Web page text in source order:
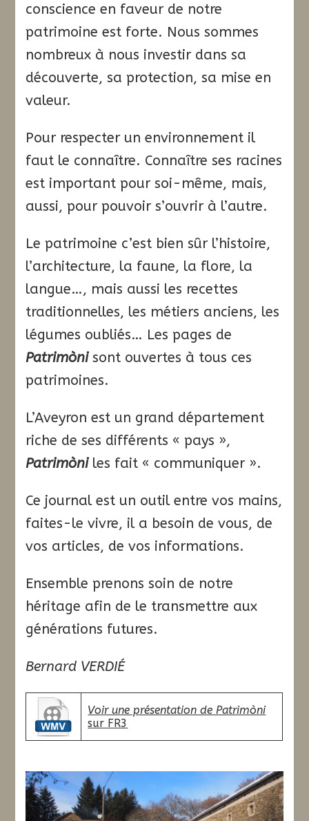
conscience en faveur de notre
patrimoine est forte. Nous sommes
nombreux à nous investir dans sa
découverte, sa protection, sa mise en
valeur.
Pour respecter un environnement il
faut le connaître. Connaître ses racines
est important pour soi-même, mais,
aussi, pour pouvoir s’ouvrir à l’autre.
Le patrimoine c’est bien sûr l’histoire,
l’architecture, la faune, la flore, la
langue…, mais aussi les recettes
traditionnelles, les métiers anciens, les
légumes oubliés… Les pages de
Patrimònisont ouvertes à tous ces
patrimoines.
L’Aveyron est un grand département
riche de ses différents « pays »,
Patrimòni les fait « communiquer ».
Ce journal est un outil entre vos mains,
faites-le vivre, il a besoin de vous, de
vos articles, de vos informations.
Ensemble prenons soin de notre
héritage afin de le transmettre aux
générations futures.
Bernard VERDIÉ
Voir une présentation de Patrimòni
sur FR3